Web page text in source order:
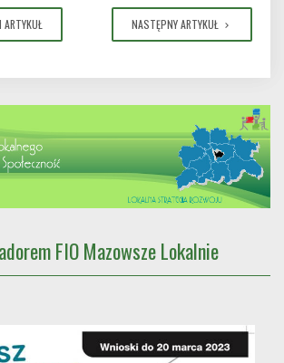
NASTĘPNY ARTYKUŁ
FIO Mazowsze Lokalnie